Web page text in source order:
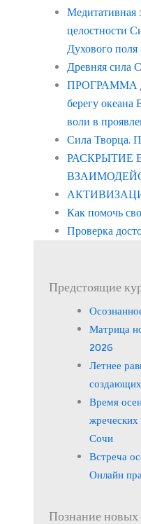
Медитативная
целостности
Духового поля
Древняя сила
ПРОГРАММА
берегу океана
воли в
Сила Творца.
РАСКРЫТИЕ
Как помочь
Проверка
Предстоящие
Матрица
2026
Летнее
Время
Сочи
Встреча
Онлайн
Познание новых